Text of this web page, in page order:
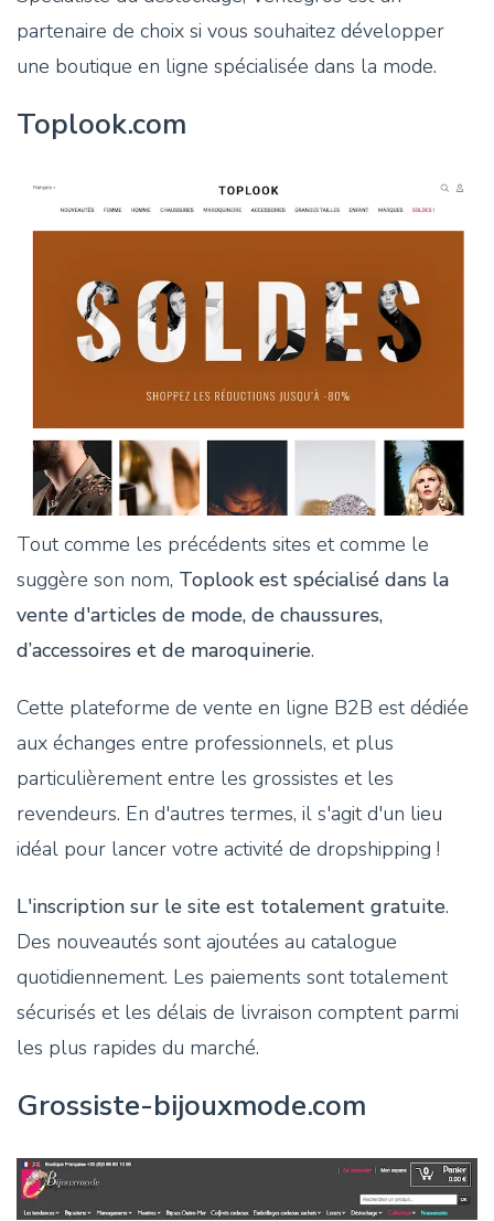
partenaire de choix si vous souhaitez développer
une boutique en ligne spécialisée dans la mode.
Toplook.com
Tout comme les précédents sites et comme le
suggère son nom, Toplook est spécialisé dans la
vente d'articles de mode, de chaussures,
d’accessoires et de maroquinerie.
Cette plateforme de vente en ligne B2B est dédiée
aux échanges entre professionnels, et plus
particulièrement entre les grossistes et les
revendeurs. En d'autres termes, il s'agit d'un lieu
idéal pour lancer votre activité de dropshipping !
L'inscription sur le site est totalement gratuite.
Des nouveautés sont ajoutées au catalogue
quotidiennement. Les paiements sont totalement
sécurisés et les délais de livraison comptent parmi
les plus rapides du marché.
Grossiste-bijouxmode.com